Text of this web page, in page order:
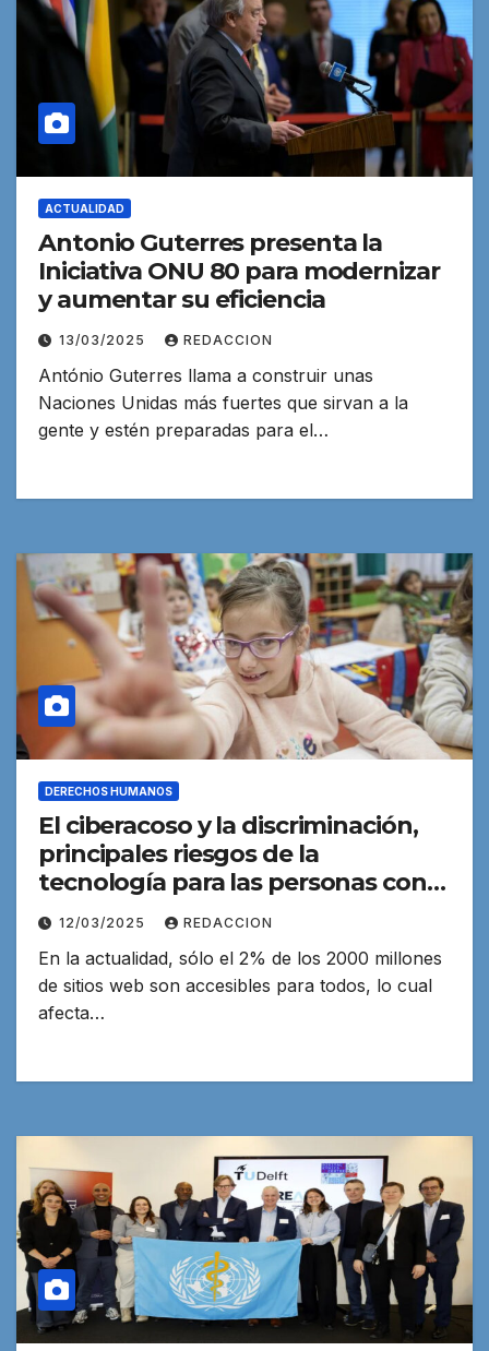
ACTUALIDAD
Antonio Guterres presenta la
Iniciativa ONU 80 para modernizar
y aumentar su eficiencia
13/03/2025 REDACCION
António Guterres llama a construir unas
Naciones Unidas más fuertes que sirvan a la
gente y estén preparadas para el…
DERECHOS HUMANOS
El ciberacoso y la discriminación,
principales riesgos de la
tecnología para las personas con
discapacidad
12/03/2025 REDACCION
En la actualidad, sólo el 2% de los 2000 millones
de sitios web son accesibles para todos, lo cual
afecta…